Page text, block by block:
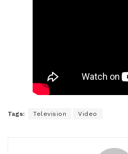
Tags: Television Video